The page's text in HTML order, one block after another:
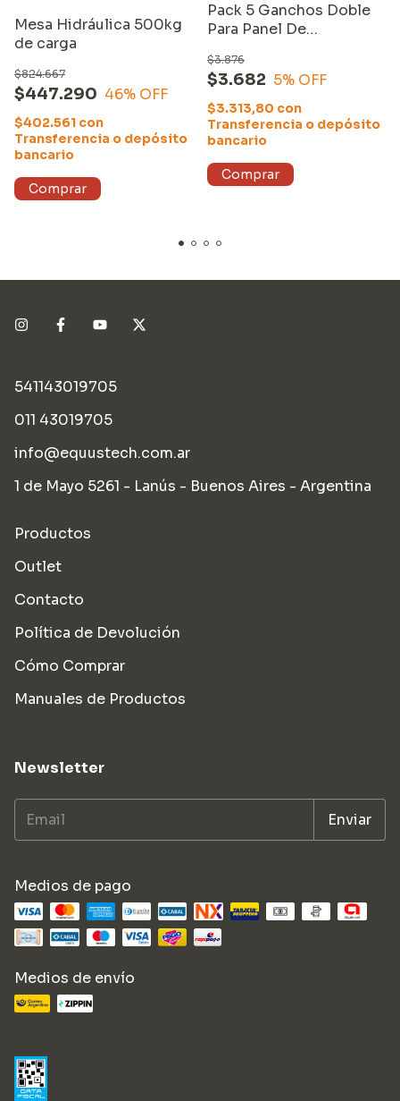
Mesa Hidráulica 500kg
de carga
$447.290
$824.667
46% OFF
$402.561 con
Transferencia o depósito
bancario
Pack 5 Ganchos Doble
Para Panel De
$3.682
$3.876
5% OFF
$3.313,80 con
Transferencia o depósito
bancario
541143019705
011 43019705
info@equustech.com.ar
1 de Mayo 5261 - Lanús - Buenos Aires - Argentina
Productos
Outlet
Contacto
Política de Devolución
Cómo Comprar
Manuales de Productos
Newsletter
Medios de pago
Medios de envío